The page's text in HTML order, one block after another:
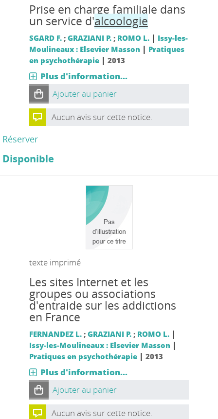
Prise en charge familiale dans
un service d'alcoologie
SGARD F.; GRAZIANI P.; ROMO L. | Issy-les-
Moulineaux : Elsevier Masson | Pratiques
en psychothérapie| 2013
Plus d'information...
Ajouter au panier
Aucun avis sur cette notice.
Réserver
Disponible
texte imprimé
Les sites Internet et les
groupes ou associations
d'entraide sur les addictions
en France
FERNANDEZ L.; GRAZIANI P.; ROMO L. |
Issy-les-Moulineaux : Elsevier Masson |
Pratiques en psychothérapie| 2013
Plus d'information...
Ajouter au panier
Aucun avis sur cette notice.